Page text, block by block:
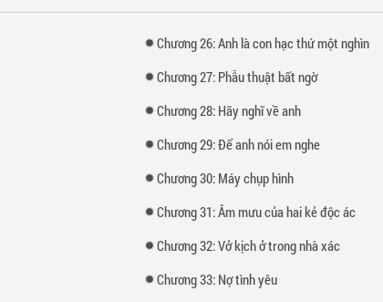
Chương 26: Anh là con hạc thứ một nghìn
Chương 27: Phẫu thuật bất ngờ
Chương 28: Hãy nghĩ về anh
Chương 29: Để anh nói em nghe
Chương 30: Máy chụp hình
Chương 31: Âm mưu của hai kẻ độc ác
Chương 32: Vở kịch ở trong nhà xác
Chương 33: Nợ tình yêu